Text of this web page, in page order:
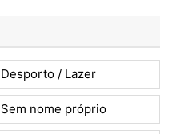
Desporto / Lazer
Sem nome próprio